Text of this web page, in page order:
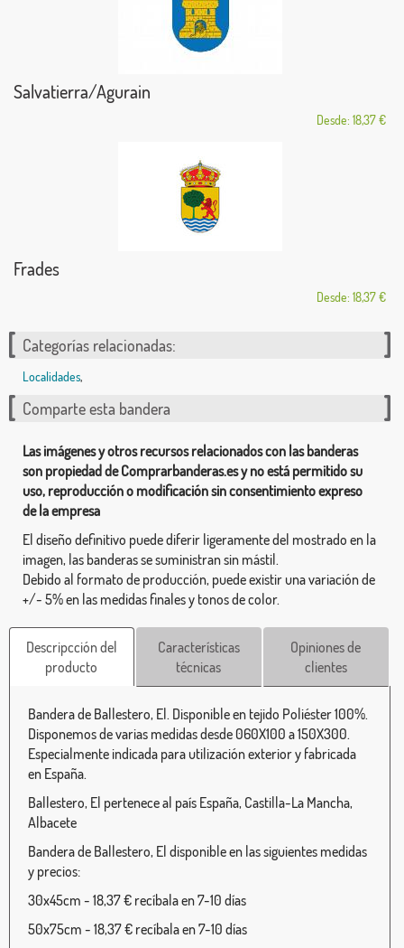
Salvatierra/Agurain
Desde: 18,37 €
Frades
Desde: 18,37 €
Categorías relacionadas:
Localidades,
Comparte esta bandera
Las imágenes y otros recursos relacionados con las banderas
son propiedad de Comprarbanderas.es y no está permitido su
uso, reproducción o modificación sin consentimiento expreso
de la empresa
El diseño definitivo puede diferir ligeramente del mostrado en la
imagen, las banderas se suministran sin mástil.
Debido al formato de producción, puede existir una variación de
+/- 5% en las medidas finales y tonos de color.
Descripcción del
producto
Características
técnicas
Opiniones de
clientes
Bandera de Ballestero, El. Disponible en tejido Poliéster 100%.
Disponemos de varias medidas desde 060X100 a 150X300.
Especialmente indicada para utilización exterior y fabricada
en España.
Ballestero, El pertenece al país España, Castilla-La Mancha,
Albacete
Bandera de Ballestero, El disponible en las siguientes medidas
y precios:
30x45cm - 18,37 € recíbala en 7-10 días
50x75cm - 18,37 € recíbala en 7-10 días